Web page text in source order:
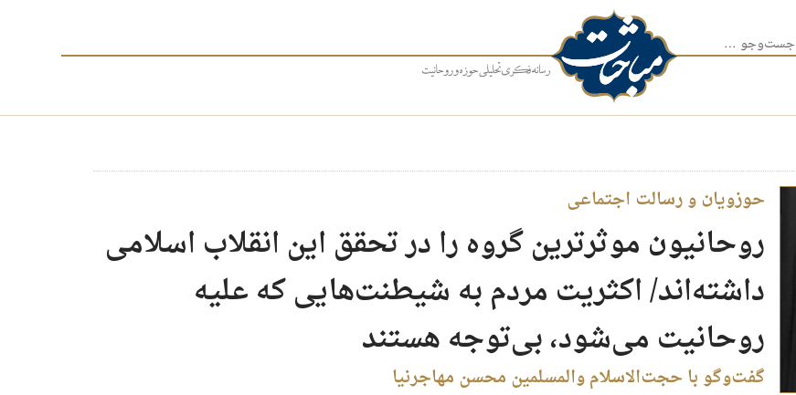
جست‌وجو برای:
حوزویان و رسالت اجتماعی
روحانیون موثرترین گروه را در تحقق این انقلاب اسلامی
داشته‌اند/ اکثریت مردم به شیطنت‌هایی که علیه
روحانیت می‌شود، بی‌توجه هستند
گفت‌وگو با حجت‌الاسلام والمسلمین محسن مهاجرنیا